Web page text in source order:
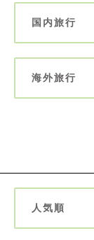
国内旅行
海外旅行
人気順